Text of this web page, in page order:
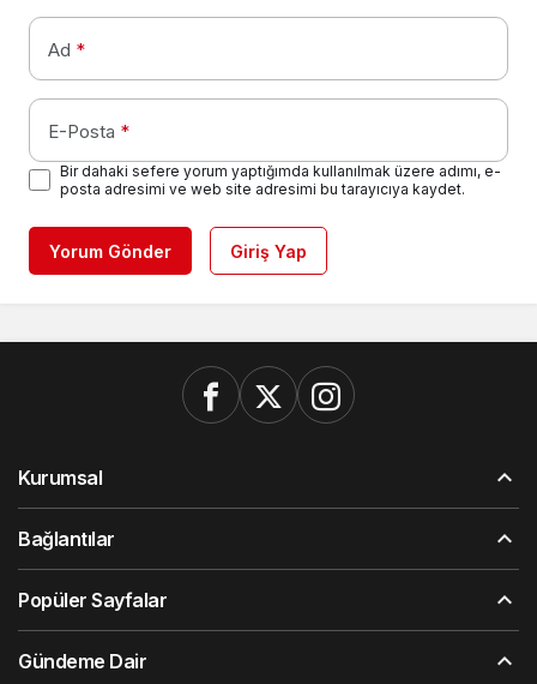
Ad *
E-Posta *
Bir dahaki sefere yorum yaptığımda kullanılmak üzere adımı, e-
posta adresimi ve web site adresimi bu tarayıcıya kaydet.
Yorum Gönder Giriş Yap
Kurumsal
Bağlantılar
Popüler Sayfalar
Gündeme Dair